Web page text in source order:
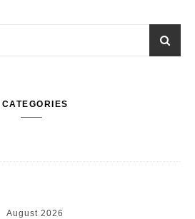
CATEGORIES
August 2026